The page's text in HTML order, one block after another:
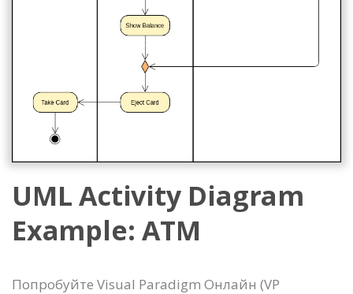
UML Activity Diagram
Example: ATM
Попробуйте Visual Paradigm Онлайн (VP